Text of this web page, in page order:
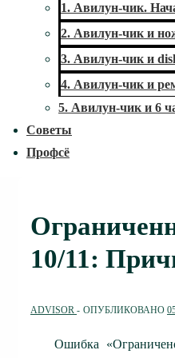
1. Авилун-чик.
2. Авилун-чик и
3. Авилун-чик и
4. Авилун-чик и
5. Авилун-чик и 6
Советы
Профсё
10/11:
ADVISOR ОПУБЛИКОВАНО
Ошибка